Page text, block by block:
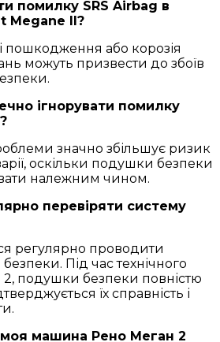
помилку SRS Airbag в
Megane II?
пошкодження або корозія
можуть призвести до збоїв
ігнорувати помилку
значно збільшує ризик
оскільки подушки безпеки
належним чином.
перевіряти систему
регулярно проводити
Під час технічного
подушки безпеки повністю
їх справність і
машина Рено Меган 2